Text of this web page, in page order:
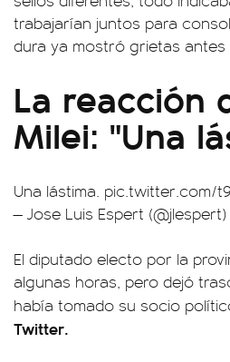
trabajarían juntos para
dura ya mostró grietas
La reacción
Milei: "Una
Una lástima. pic.twitter.com/
— Jose Luis Espert (@jlespert)
El diputado electo por la
algunas horas, pero dejó
había tomado su socio
Twitter.